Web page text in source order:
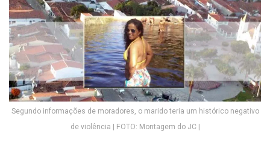
Segundo informações de moradores, o marido teria um histórico negativo
de violência | FOTO: Montagem do JC |